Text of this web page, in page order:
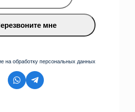
мне
на обработку персональных данных